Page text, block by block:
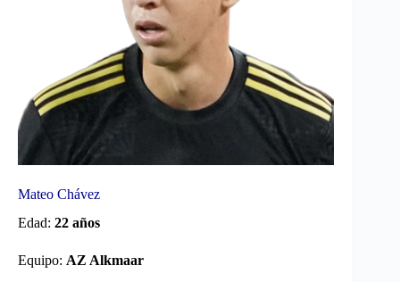
Mateo Chávez
Edad: 22 años
Equipo: AZ Alkmaar